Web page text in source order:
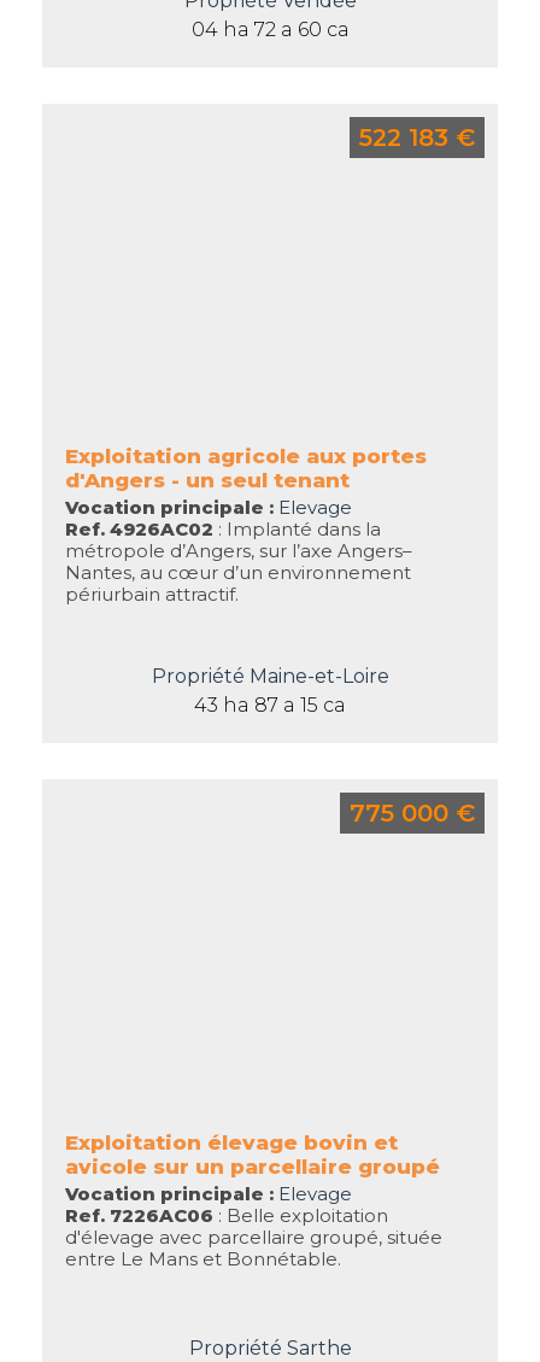
04 ha 72 a 60 ca
Exploitation agricole aux portes
d'Angers - un seul tenant
Vocation principale : Elevage
Ref. 4926AC02 : Implanté dans la
métropole d’Angers, sur l’axe Angers–
Nantes, au cœur d’un environnement
périurbain attractif.
Propriété Maine-et-Loire
43 ha 87 a 15 ca
522 183 €
Exploitation élevage bovin et
avicole sur un parcellaire groupé
Vocation principale : Elevage
Ref. 7226AC06 : Belle exploitation
d'élevage avec parcellaire groupé, située
entre Le Mans et Bonnétable.
Propriété Sarthe
775 000 €